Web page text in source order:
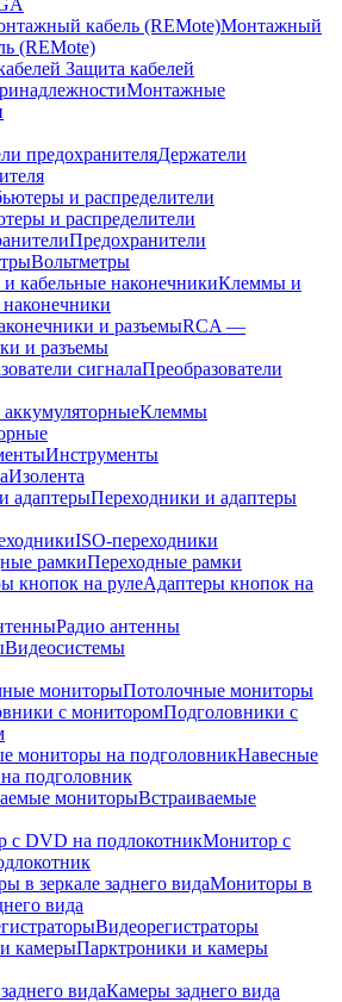
Монтажный
(REMote)
Защита кабелей
Монтажные
Держатели
и распределители
Предохранители
Вольтметры
Клеммы и
RCA —
и разъемы
Преобразователи
Клеммы
Инструменты
Изолента
Переходники и адаптеры
ISO-переходники
Переходные рамки
Адаптеры кнопок на
Радио антенны
Видеосистемы
Потолочные мониторы
Подголовники с
Навесные
подголовник
Встраиваемые
Монитор с
Мониторы в
вида
Видеорегистраторы
Парктроники и камеры
Камеры заднего вида